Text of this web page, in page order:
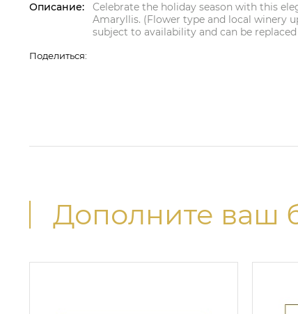
Описание:
Celebrate the holiday season with this
Amaryllis. (Flower type and local winery
subject to availability and can be
Поделиться:
Дополните ваш